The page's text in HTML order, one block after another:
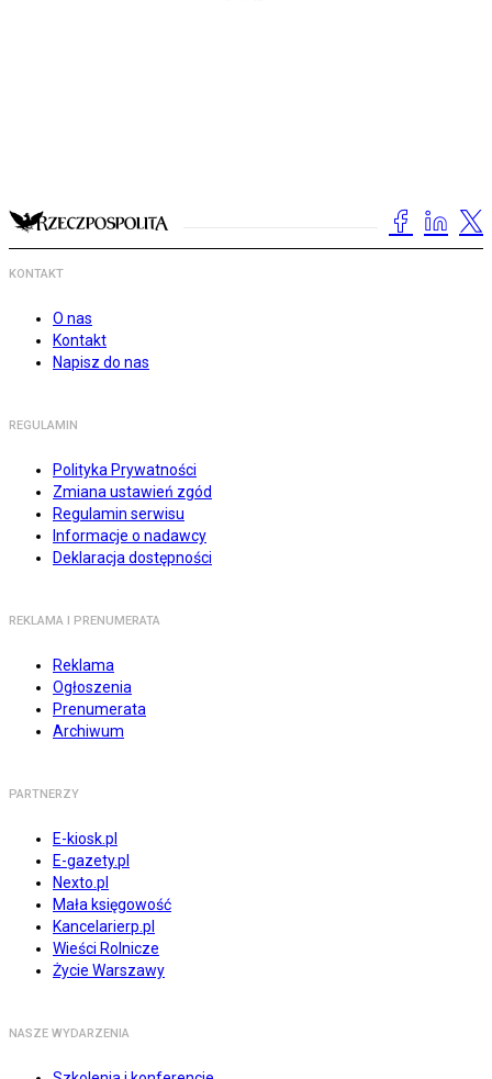
KONTAKT
O nas
Kontakt
Napisz do nas
REGULAMIN
Polityka Prywatności
Zmiana ustawień zgód
Regulamin serwisu
Informacje o nadawcy
Deklaracja dostępności
REKLAMA I PRENUMERATA
Reklama
Ogłoszenia
Prenumerata
Archiwum
PARTNERZY
E-kiosk.pl
E-gazety.pl
Nexto.pl
Mała księgowość
Kancelarierp.pl
Wieści Rolnicze
Życie Warszawy
NASZE WYDARZENIA